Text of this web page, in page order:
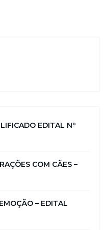
EDITAL Nº
COM CÃES –
– EDITAL